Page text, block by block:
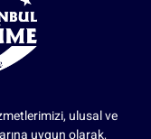
ulusal ve
uygun olarak,